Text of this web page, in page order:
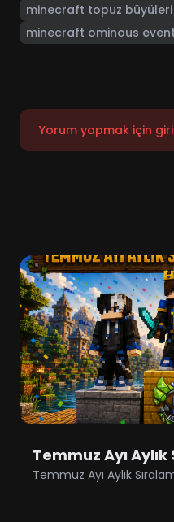
minecraft topuz büyüleri
minecraft ominous
Yorum yapmak için
Temmuz Ayı Aylık
Temmuz Ayı Aylık